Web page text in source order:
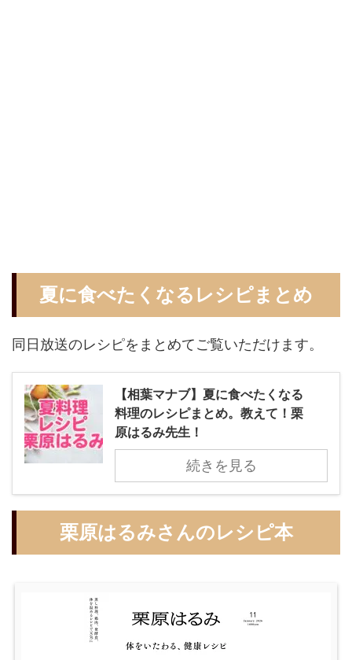
夏に食べたくなるレシピまとめ
同日放送のレシピをまとめてご覧いただけます。
【相葉マナブ】夏に食べたくなる
料理のレシピまとめ。教えて！栗
原はるみ先生！
続きを見る
栗原はるみさんのレシピ本